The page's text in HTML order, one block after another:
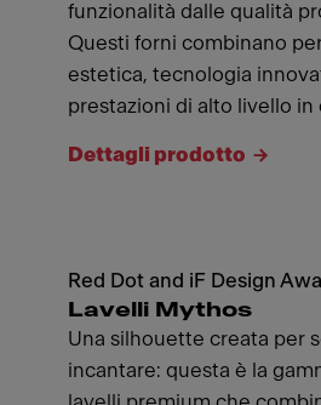
funzionalità dalle qualità
Questi forni combinano
estetica, tecnologia
prestazioni di alto livello
Dettagli prodotto
Red Dot and iF Design
Lavelli Mythos
Una silhouette creata per
incantare: questa è la